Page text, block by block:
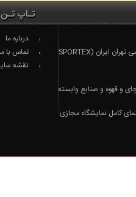
تـاپ تـن
درباره ما
تماس با ما
نقشه
نمایشگاه ورزش و تجهیزات ورزشی تهران ایران (SPORTEX
و قهوه و صنایع وابسته
تهران ۱۴۰۵ | راهنمای کامل نمایشگاه مجازی